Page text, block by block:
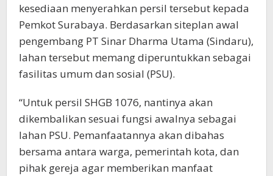
kesediaan menyerahkan persil tersebut kepada
Pemkot Surabaya. Berdasarkan siteplan awal
pengembang PT Sinar Dharma Utama (Sindaru),
lahan tersebut memang diperuntukkan sebagai
fasilitas umum dan sosial (PSU).
“Untuk persil SHGB 1076, nantinya akan
dikembalikan sesuai fungsi awalnya sebagai
lahan PSU. Pemanfaatannya akan dibahas
bersama antara warga, pemerintah kota, dan
pihak gereja agar memberikan manfaat